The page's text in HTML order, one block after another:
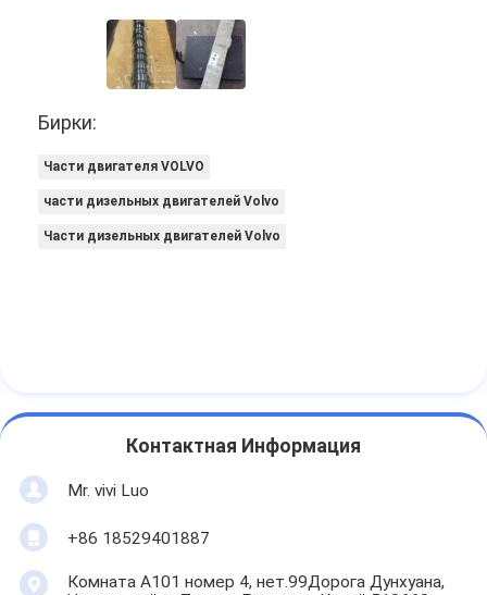
Бирки:
Части двигателя VOLVO
части дизельных двигателей Volvo
Части дизельных двигателей Volvo
Контактная Информация
Mr. vivi Luo
+86 18529401887
Комната А101 номер 4, нет.99Дорога Дунхуана,